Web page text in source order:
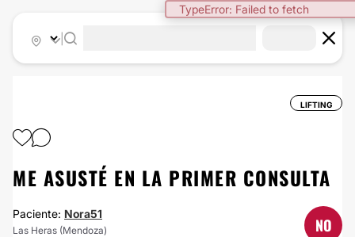
TypeError: Failed to fetch
LIFTING
ME ASUSTÉ EN LA PRIMER CONSULTA
Paciente: Nora51
Las Heras (Mendoza) NO